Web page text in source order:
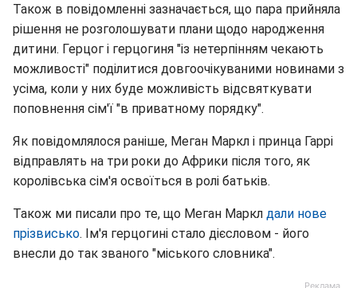
Також в повідомленні зазначається, що пара прийняла
рішення не розголошувати плани щодо народження
дитини. Герцог і герцогиня "із нетерпінням чекають
можливості" поділитися довгоочікуваними новинами з
усіма, коли у них буде можливість відсвяткувати
поповнення сім'ї "в приватному порядку".
Як повідомлялося раніше, Меган Маркл і принца Гаррі
відправлять на три роки до Африки після того, як
королівська сім'я освоїться в ролі батьків.
Також ми писали про те, що Меган Маркл дали нове
прізвисько. Ім'я герцогині стало дієсловом - його
внесли до так званого "міського словника".